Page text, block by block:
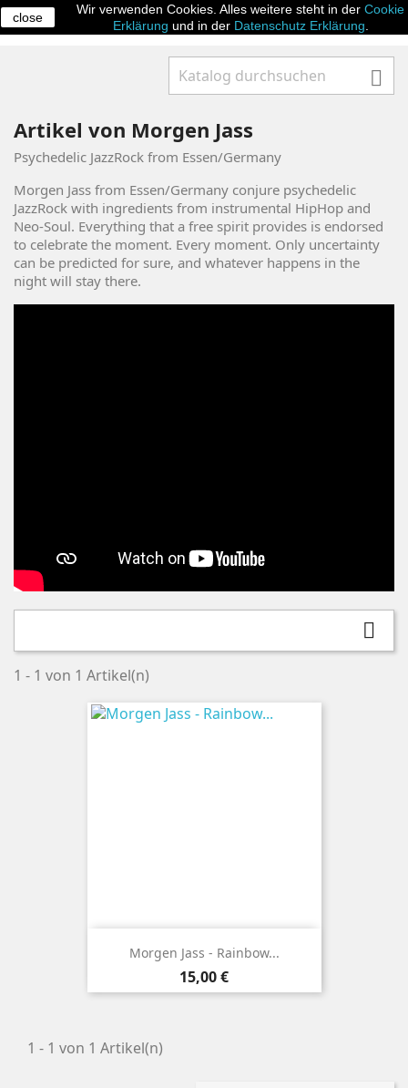


Artikel von Morgen Jass
Psychedelic JazzRock from Essen/Germany
Morgen Jass from Essen/Germany conjure psychedelic
JazzRock with ingredients from instrumental HipHop and
Neo-Soul. Everything that a free spirit provides is endorsed
to celebrate the moment. Every moment. Only uncertainty
can be predicted for sure, and whatever happens in the
night will stay there.

1 - 1 von 1 Artikel(n)
Morgen Jass - Rainbow...
Preis
15,00 €
1 - 1 von 1 Artikel(n)
close
Wir verwenden Cookies. Alles weitere steht in der Cookie
Erklärung und in der Datenschutz Erklärung